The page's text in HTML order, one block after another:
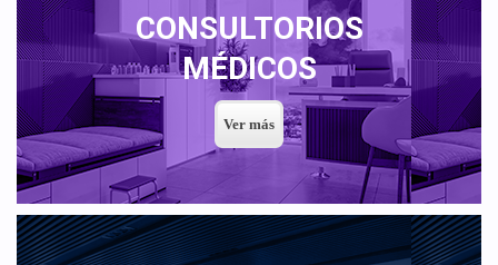
CONSULTORIOS
MÉDICOS